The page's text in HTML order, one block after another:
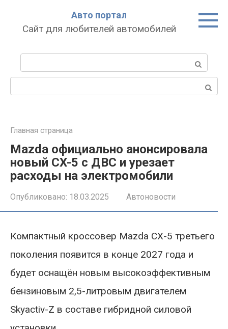
Авто портал
Сайт для любителей автомобилей
Главная страница
Mazda официально анонсировала
новый CX-5 с ДВС и урезает
расходы на электромобили
Опубликовано: 18.03.2025 Автоновости
Компактный кроссовер Mazda CX-5 третьего
поколения появится в конце 2027 года и
будет оснащён новым высокоэффективным
бензиновым 2,5-литровым двигателем
Skyactiv-Z в составе гибридной силовой